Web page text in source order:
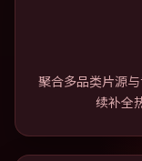
聚合多品类片源
续补全